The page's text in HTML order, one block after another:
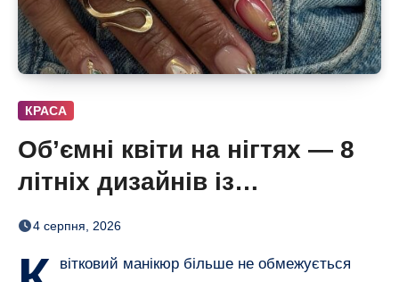
КРАСА
Об’ємні квіти на нігтях — 8
літніх дизайнів із
неймовірним 3D-ефектом
4 серпня, 2026
вітковий манікюр більше не обмежується